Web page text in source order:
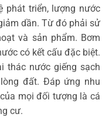
phát triển, lượng nước
dần. Từ đó phải sử
và sản phẩm. Bơm
có kết cấu đặc biệt.
thác nước giếng sạch
đất. Đáp ứng nhu
mọi đối tượng là cá
cư.